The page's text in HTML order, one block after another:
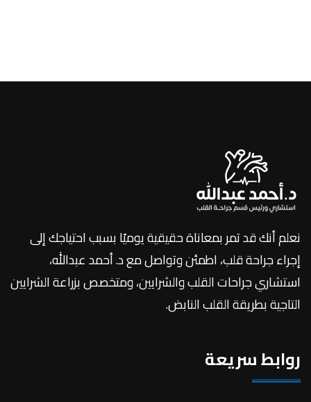
نعلم أنك قد تمر بمعاناة حقيقية يوميًا بسبب احتياجك إلى
إجراء جراحة قلب، اطمئن وتواصل مع د. أحمد عبدالله،
استشاري جراحات القلب والشرايين، ومتخصص بزراعة الشرايين
التاجية بطريقة القلب النابض.
روابط سريعة